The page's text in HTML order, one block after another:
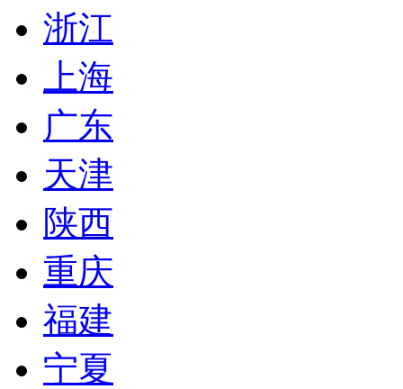
浙江
上海
广东
天津
陕西
重庆
福建
宁夏